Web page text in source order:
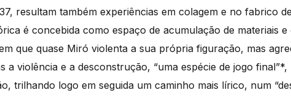
resultam também experiências em colagem e no fabrico
é concebida como espaço de acumulação de materiais
que quase Miró violenta a sua própria figuração, mas
a violência e a desconstrução, “uma espécie de jogo
trilhando logo em seguida um caminho mais lírico, num